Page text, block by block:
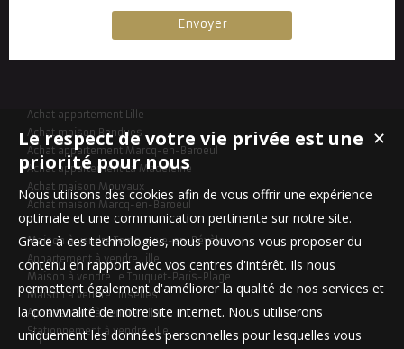
Achat appartement Lille
Achat maison Bondues
Achat appartement Marcq-en-Baroeul
Achat appartement La Madeleine
Achat maison Mouvaux
Achat maison Marcq-en-Baroeul
Maison à vendre Templeuve-en-Pévèle
Appartement à vendre Lille
Maison à vendre Le Touquet-Paris-Plage
Maison à vendre Linselles
Appartement à vendre Lille
Stationnement à vendre Lille
✕
Le respect de votre vie privée est une
priorité pour nous
Nous utilisons des cookies afin de vous offrir une expérience
optimale et une communication pertinente sur notre site.
Grace à ces technologies, nous pouvons vous proposer du
contenu en rapport avec vos centres d'intérêt. Ils nous
permettent également d'améliorer la qualité de nos services et
la convivialité de notre site internet. Nous utiliserons
uniquement les données personnelles pour lesquelles vous